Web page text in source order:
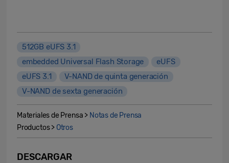
512GB eUFS 3.1
embedded Universal Flash Storage
eUFS
eUFS 3.1
V-NAND de quinta generación
V-NAND de sexta generación
Materiales de Prensa > Notas de Prensa
Productos > Otros
DESCARGAR